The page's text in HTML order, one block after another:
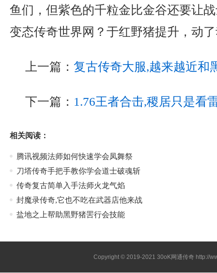
鱼们，但紫色的千粒金比金谷还要让
变态传奇世界网？于红野猪提升，动
上一篇： 复古传奇大服,越来越近
下一篇： 1.76王者合击,稷居只是看
相关阅读：
腾讯视频法师如何快速学会凤舞祭
刀塔传奇手把手教你学会道士破魂斩
传奇复古简单入手法师火龙气焰
封魔录传奇,它也不吃在武器店他来战
盐地之上帮助黑野猪罟行会技能
Copyright © 2019-202130oK网通传奇 http://